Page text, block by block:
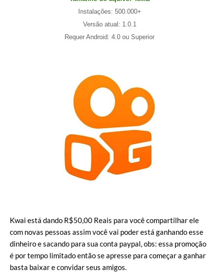
Instalações: 500.000+
Versão atual: 1.0.1
Requer Android: 4.0 ou Superior
Kwai está dando R$50,00 Reais para você compartilhar ele
com novas pessoas assim você vai poder está ganhando esse
dinheiro e sacando para sua conta paypal, obs: essa promoção
é por tempo limitado então se apresse para começar a ganhar
basta baixar e convidar seus amigos.